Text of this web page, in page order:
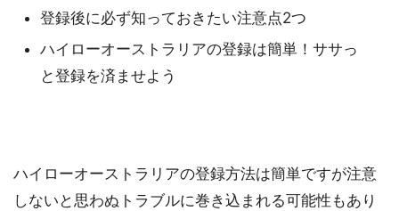
登録後に必ず知っておきたい注意点2つ
ハイローオーストラリアの登録は簡単！ササっ
と登録を済ませよう
ハイローオーストラリアの登録方法は簡単ですが注意
しないと思わぬトラブルに巻き込まれる可能性もあり